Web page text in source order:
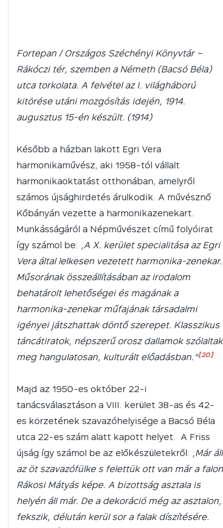
Fortepan / Országos Széchényi Könyvtár –
Rákóczi tér, szemben a Németh (Bacsó Béla)
utca torkolata. A felvétel az I. világháború
kitörése utáni mozgósítás idején, 1914.
augusztus 15-én készült. (1914)
Később a házban lakott Egri Vera
harmonikaművész, aki 1958-tól vállalt
harmonikaoktatást otthonában, amelyről
számos újsághirdetés árulkodik. A művésznő
Kőbányán vezette a harmonikazenekart.
Munkásságáról a Népművészet című folyóirat
így számol be: „A X. kerület specialitása az Egri
Vera által lelkesen vezetett harmonika-zenekar.
Műsorának összeállításában az irodalom
behatárolt lehetőségei és magának a
harmonika-zenekar műfajának társadalmi
igényei játszhattak döntő szerepet. Klasszikus
táncátiratok, népszerű orosz dallamok szólaltak
meg hangulatosan, kulturált előadásban.“[20]
Majd az 1950-es október 22-i
tanácsválasztáson a VIII. kerület 38-as és 42-
es körzetének szavazóhelyisége a Bacsó Béla
utca 22-es szám alatt kapott helyet. A Friss
újság így számol be az előkészületekről: „Már áll
az öt szavazófülke s felettük ott van már a falon
Rákosi Mátyás képe. A bizottság asztala is
helyén áll már. De a dekoráció még az asztalon,
fekszik, délután kerül sor a falak díszítésére.